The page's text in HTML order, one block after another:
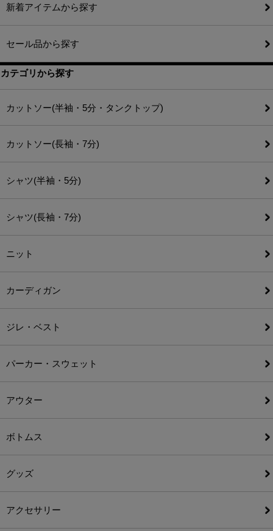
新着アイテムから探す
セール品から探す
カテゴリから探す
カットソー(半袖・5分・タンクトップ)
カットソー(長袖・7分)
シャツ(半袖・5分)
シャツ(長袖・7分)
ニット
カーディガン
ジレ・ベスト
パーカー・スウェット
アウター
ボトムス
グッズ
アクセサリー